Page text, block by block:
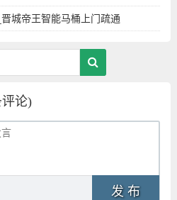
城帝王智能马桶上门疏通
论)
发 布